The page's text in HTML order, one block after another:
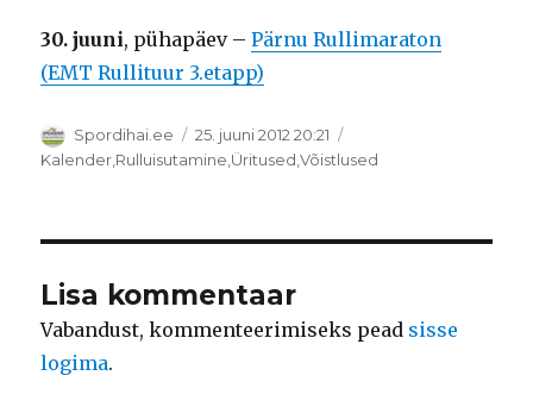
30. juuni, pühapäev –Pärnu Rullimaraton
(EMT Rullituur 3.etapp)
Autor
Spordihai.ee Postitatud
25. juuni 2012 20:21
Rubriigid
Kalender,Rulluisutamine,Üritused,Võistlused
Lisa kommentaar
Vabandust, kommenteerimiseks pead sisse
logima.